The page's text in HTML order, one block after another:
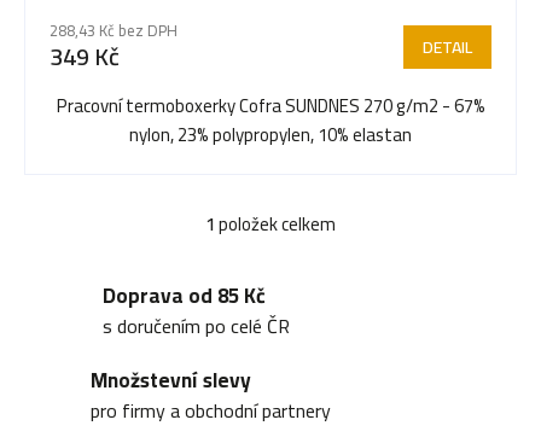
288,43 Kč bez DPH
349 Kč DETAIL
Pracovní termoboxerky Cofra SUNDNES 270 g/m2 - 67%
nylon, 23% polypropylen, 10% elastan
O
l
d
1položek celkem
Doprava od 85 Kč
s doručením po celé ČR
Množstevní slevy
pro firmy a obchodní partnery